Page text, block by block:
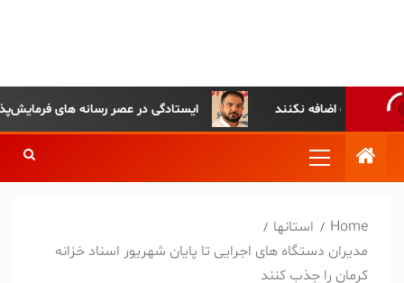
ایستادگی در عصر رسانه های فرمایش‌پذیر اضافه نکنند
Home
استانها
مدیران دستگاه های اجرایی تا پایان شهریور اسناد خزانه
کرمان را جذب کنند